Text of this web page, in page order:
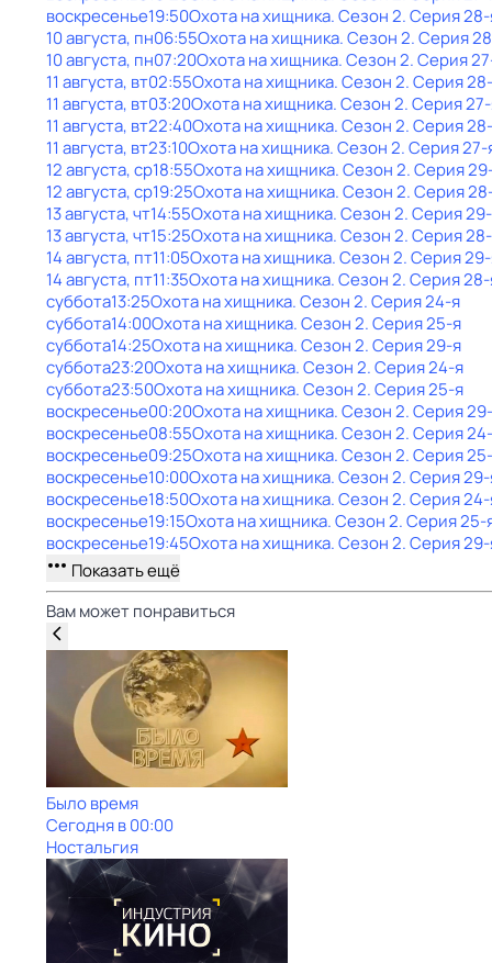
воскресенье19:50Охота на хищника. Сезон 2. Серия
10 августа, пн06:55Охота на хищника. Сезон 2. Серия
10 августа, пн07:20Охота на хищника. Сезон 2. Серия
11 августа, вт02:55Охота на хищника. Сезон 2. Серия
11 августа, вт03:20Охота на хищника. Сезон 2. Серия
11 августа, вт22:40Охота на хищника. Сезон 2. Серия
11 августа, вт23:10Охота на хищника. Сезон 2. Серия 27-
12 августа, ср18:55Охота на хищника. Сезон 2. Серия
12 августа, ср19:25Охота на хищника. Сезон 2. Серия
13 августа, чт14:55Охота на хищника. Сезон 2. Серия
13 августа, чт15:25Охота на хищника. Сезон 2. Серия
14 августа, пт11:05Охота на хищника. Сезон 2. Серия
14 августа, пт11:35Охота на хищника. Сезон 2. Серия
суббота13:25Охота на хищника. Сезон 2. Серия 24-я
суббота14:00Охота на хищника. Сезон 2. Серия 25-я
суббота14:25Охота на хищника. Сезон 2. Серия 29-я
суббота23:20Охота на хищника. Сезон 2. Серия 24-я
суббота23:50Охота на хищника. Сезон 2. Серия 25-я
воскресенье00:20Охота на хищника. Сезон 2. Серия
воскресенье08:55Охота на хищника. Сезон 2. Серия
воскресенье09:25Охота на хищника. Сезон 2. Серия
воскресенье10:00Охота на хищника. Сезон 2. Серия
воскресенье18:50Охота на хищника. Сезон 2. Серия
воскресенье19:15Охота на хищника. Сезон 2. Серия 25-
воскресенье19:45Охота на хищника. Сезон 2. Серия
Показать ещё
Вам может понравиться
Было время
Сегодня в 00:00
Ностальгия